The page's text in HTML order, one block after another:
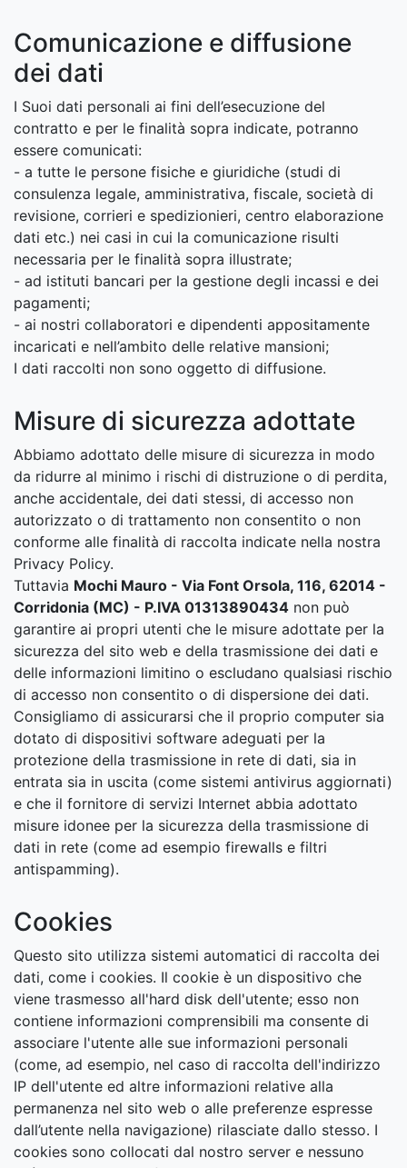
Comunicazione e diffusione
dei dati
I Suoi dati personali ai fini dell’esecuzione del
contratto e per le finalità sopra indicate, potranno
essere comunicati:
- a tutte le persone fisiche e giuridiche (studi di
consulenza legale, amministrativa, fiscale, società di
revisione, corrieri e spedizionieri, centro elaborazione
dati etc.) nei casi in cui la comunicazione risulti
necessaria per le finalità sopra illustrate;
- ad istituti bancari per la gestione degli incassi e dei
pagamenti;
- ai nostri collaboratori e dipendenti appositamente
incaricati e nell’ambito delle relative mansioni;
I dati raccolti non sono oggetto di diffusione.
Misure di sicurezza adottate
Abbiamo adottato delle misure di sicurezza in modo
da ridurre al minimo i rischi di distruzione o di perdita,
anche accidentale, dei dati stessi, di accesso non
autorizzato o di trattamento non consentito o non
conforme alle finalità di raccolta indicate nella nostra
Privacy Policy.
Tuttavia Mochi Mauro - Via Font Orsola, 116, 62014 -
Corridonia (MC) - P.IVA 01313890434 non può
garantire ai propri utenti che le misure adottate per la
sicurezza del sito web e della trasmissione dei dati e
delle informazioni limitino o escludano qualsiasi rischio
di accesso non consentito o di dispersione dei dati.
Consigliamo di assicurarsi che il proprio computer sia
dotato di dispositivi software adeguati per la
protezione della trasmissione in rete di dati, sia in
entrata sia in uscita (come sistemi antivirus aggiornati)
e che il fornitore di servizi Internet abbia adottato
misure idonee per la sicurezza della trasmissione di
dati in rete (come ad esempio firewalls e filtri
antispamming).
Cookies
Questo sito utilizza sistemi automatici di raccolta dei
dati, come i cookies. Il cookie è un dispositivo che
viene trasmesso all'hard disk dell'utente; esso non
contiene informazioni comprensibili ma consente di
associare l'utente alle sue informazioni personali
(come, ad esempio, nel caso di raccolta dell'indirizzo
IP dell'utente ed altre informazioni relative alla
permanenza nel sito web o alle preferenze espresse
dall’utente nella navigazione) rilasciate dallo stesso. I
cookies sono collocati dal nostro server e nessuno